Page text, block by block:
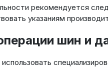
рекомендуется
указаниям
шин и